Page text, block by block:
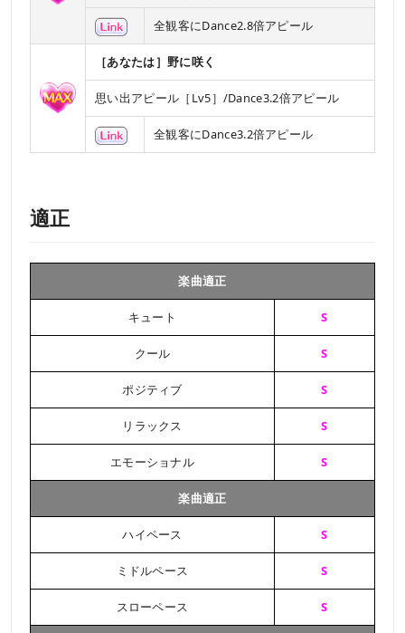
全観客にDance2.8倍アピール
［あなたは］野に咲く
思い出アピール［Lv5］/Dance3.2倍アピール
全観客にDance3.2倍アピール
適正
楽曲適正
キュート S
クール S
ポジティブ S
リラックス S
エモーショナル S
楽曲適正
ハイペース S
ミドルペース S
スローペース S